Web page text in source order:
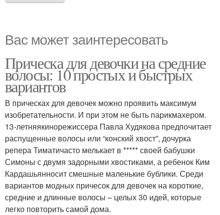
Вас может заинтересовать
Прическа для девочки на средние
волосы: 10 простых и быстрых
вариантов
В прическах для девочек можно проявить максимум
изобретательности. И при этом не быть парикмахером.
13-летняякинорежиссера Павла Худякова предпочитает
распущенные волосы или “конский хвост”, дочурка
репера Тиматичасто мелькает в ***** своей бабушки
Симоны с двумя задорными хвостиками, а ребенок Ким
Кардашьянносит смешные маленькие бублики. Среди
вариантов модных причесок для девочек на короткие,
средние и длинные волосы – целых 30 идей, которые
легко повторить самой дома.